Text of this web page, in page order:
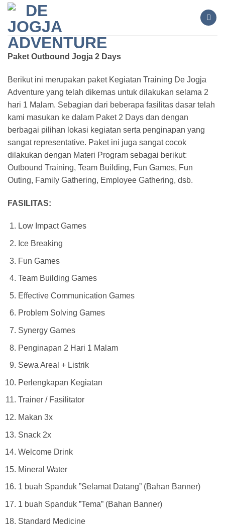
Skip
content
Paket Outbound Jogja 2 Days
Berikut ini merupakan paket Kegiatan Training De Jogja
Adventure yang telah dikemas untuk dilakukan selama 2
hari 1 Malam. Sebagian dari beberapa fasilitas dasar telah
kami masukan ke dalam Paket 2 Days dan dengan
berbagai pilihan lokasi kegiatan serta penginapan yang
sangat representative. Paket ini juga sangat cocok
dilakukan dengan Materi Program sebagai berikut:
Outbound Training, Team Building, Fun Games, Fun
Outing, Family Gathering, Employee Gathering, dsb.
FASILITAS:
Low Impact Games
Ice Breaking
Fun Games
Team Building Games
Effective Communication Games
Problem Solving Games
Synergy Games
Penginapan 2 Hari 1 Malam
Sewa Areal + Listrik
Perlengkapan Kegiatan
Trainer / Fasilitator
Makan 3x
Snack 2x
Welcome Drink
Mineral Water
1 buah Spanduk ”Selamat Datang” (Bahan Banner)
1 buah Spanduk ”Tema” (Bahan Banner)
Standard Medicine